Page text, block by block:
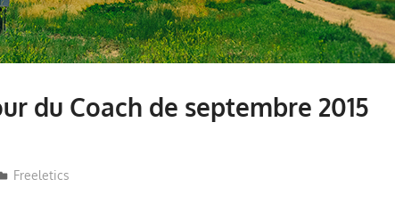
du Coach de septembre 2015
Freeletics